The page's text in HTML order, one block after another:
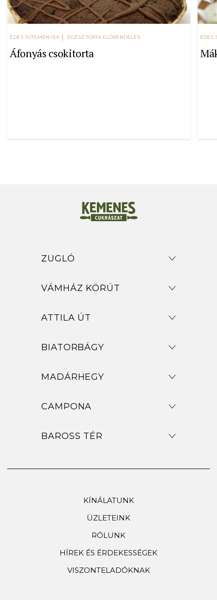
ÉDES SÜTEMÉNYEK EGÉSZ TORTA ELŐRENDELÉS
Áfonyás csokitorta
ÉDES
ZUGLÓ
VÁMHÁZ KÖRÚT
ATTILA ÚT
BIATORBÁGY
MADÁRHEGY
CAMPONA
BAROSS TÉR
KÍNÁLATUNK
ÜZLETEINK
RÓLUNK
HÍREK ÉS ÉRDEKESSÉGEK
VISZONTELADÓKNAK